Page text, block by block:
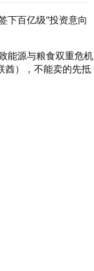
下百亿级"投资意向
能源与粮食双重危机
），不能卖的先抵